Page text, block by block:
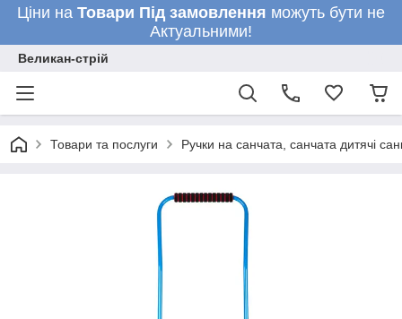
Ціни на Товари Під замовлення можуть бути не
Актуальними!
Великан-стрій
Товари та послуги Ручки на санчата, санчата дитячі